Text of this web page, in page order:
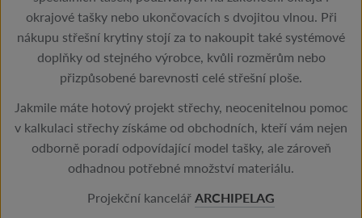
okrajové tašky nebo ukončovacích s dvojitou vlnou. Při
nákupu střešní krytiny stojí za to nakoupit také systémové
doplňky od stejného výrobce, kvůli rozměrům nebo
přizpůsobené barevnosti celé střešní ploše.
Jakmile máte hotový projekt střechy, neocenitelnou pomoc
v kalkulaci střechy získáme od obchodních, kteří vám nejen
odborně poradí odpovídající model tašky, ale zároveň
odhadnou potřebné množství materiálu.
Projekční kancelářARCHIPELAG